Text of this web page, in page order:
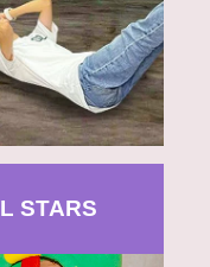
STARS